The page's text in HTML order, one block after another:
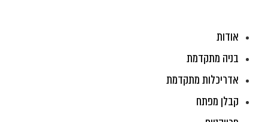
אודות
בניה מתקדמת
אדריכלות מתקדמת
קבלן מפתח